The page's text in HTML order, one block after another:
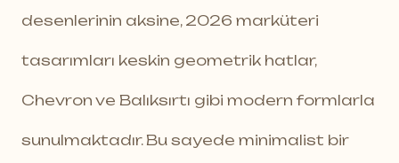
desenlerinin aksine, 2026 marküteri
tasarımları keskin geometrik hatlar,
Chevron ve Balıksırtı gibi modern formlarla
sunulmaktadır. Bu sayede minimalist bir